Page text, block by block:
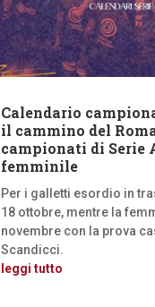
Calendario
il cammino del
campionati di Serie
femminile
Per i galletti esordio in
18 ottobre, mentre la
novembre con la prova
Scandicci.
leggi tutto